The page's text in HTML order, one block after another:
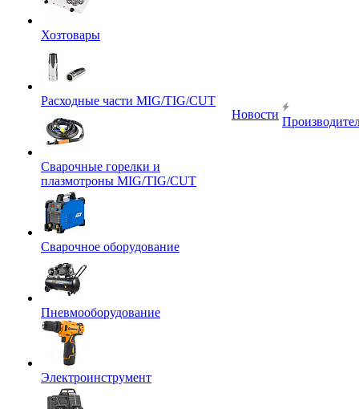
Хозтовары
Расходные части MIG/TIG/CUT
Сварочные горелки и
плазмотроны MIG/TIG/CUT
Сварочное оборудование
Пневмооборудование
Электроинструмент
Новости